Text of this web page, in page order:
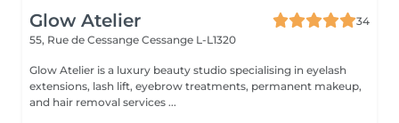
Glow Atelier
34
55, Rue de Cessange Cessange L-L1320
Glow Atelier is a luxury beauty studio specialising in eyelash
extensions, lash lift, eyebrow treatments, permanent makeup,
and hair removal services ...